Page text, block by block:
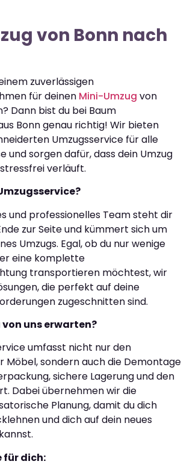
von Bonn nach
zuverlässigen
für deinen Mini-Umzug von
Dann bist du bei Baum
Bonn genau richtig! Wir bieten
Umzugsservice für alle
und sorgen dafür, dass dein Umzug
verläuft.
und professionelles Team steht dir
zur Seite und kümmert sich um
Umzugs. Egal, ob du nur wenige
eine komplette
transportieren möchtest, wir
die perfekt auf deine
zugeschnitten sind.
uns erwarten?
umfasst nicht nur den
Möbel, sondern auch die Demontage
sichere Lagerung und den
Dabei übernehmen wir die
Planung, damit du dich
und dich auf dein neues
für dich: